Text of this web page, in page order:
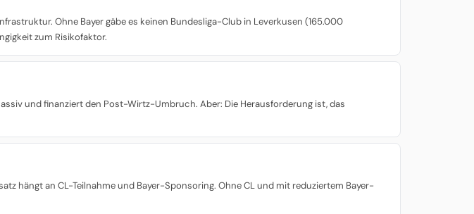
Ohne Bayer gäbe es keinen Bundesliga-Club in Leverkusen (165.000
zum Risikofaktor.
und finanziert den Post-Wirtz-Umbruch. Aber: Die Herausforderung ist, das
hängt an CL-Teilnahme und Bayer-Sponsoring. Ohne CL und mit reduziertem Bayer-